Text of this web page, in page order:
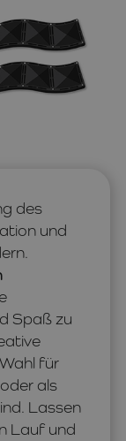
des
und
Spaß zu
für
als
Lassen
Lauf und